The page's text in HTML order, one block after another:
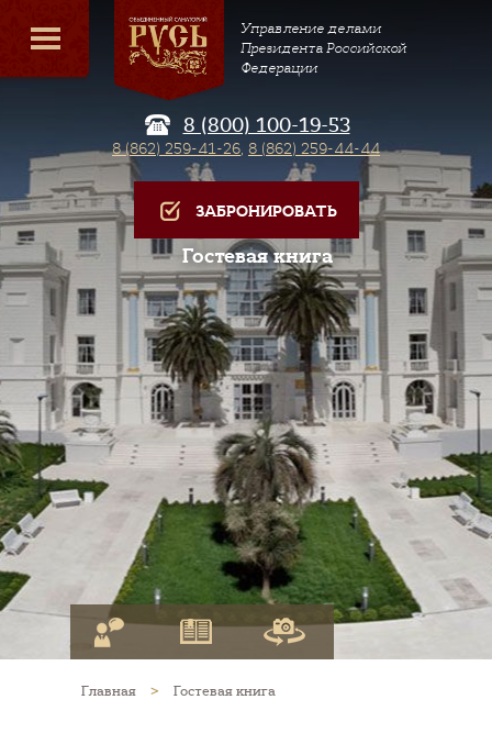
Управление делами
Президента Российской
Федерации
8 (800) 100-19-53
8 (862) 259-41-26, 8 (862) 259-44-44
ЗАБРОНИРОВАТЬ
Гостевая книга
Главная > Гостевая книга